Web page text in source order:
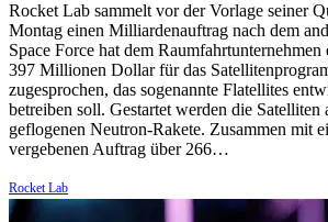
Rocket Lab sammelt vor der Vorlage seiner
Montag einen Milliardenauftrag nach dem
Space Force hat dem Raumfahrtunternehmen
397 Millionen Dollar für das
zugesprochen, das sogenannte Flatellites
betreiben soll. Gestartet werden die Satelliten
geflogenen Neutron-Rakete. Zusammen mit
vergebenen Auftrag über 266…
Rocket Lab